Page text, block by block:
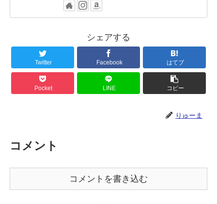
シェアする
Twitter Facebook はてブ
Pocket LINE コピー
りゅーま
コメント
コメントを書き込む